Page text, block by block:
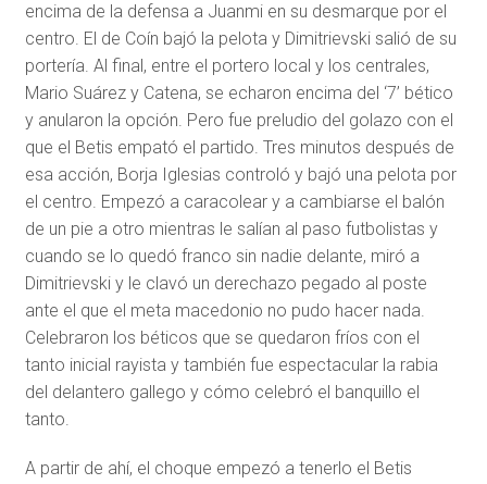
encima de la defensa a Juanmi en su desmarque por el
centro. El de Coín bajó la pelota y Dimitrievski salió de su
portería. Al final, entre el portero local y los centrales,
Mario Suárez y Catena, se echaron encima del ‘7’ bético
y anularon la opción. Pero fue preludio del golazo con el
que el Betis empató el partido. Tres minutos después de
esa acción, Borja Iglesias controló y bajó una pelota por
el centro. Empezó a caracolear y a cambiarse el balón
de un pie a otro mientras le salían al paso futbolistas y
cuando se lo quedó franco sin nadie delante, miró a
Dimitrievski y le clavó un derechazo pegado al poste
ante el que el meta macedonio no pudo hacer nada.
Celebraron los béticos que se quedaron fríos con el
tanto inicial rayista y también fue espectacular la rabia
del delantero gallego y cómo celebró el banquillo el
tanto.
A partir de ahí, el choque empezó a tenerlo el Betis